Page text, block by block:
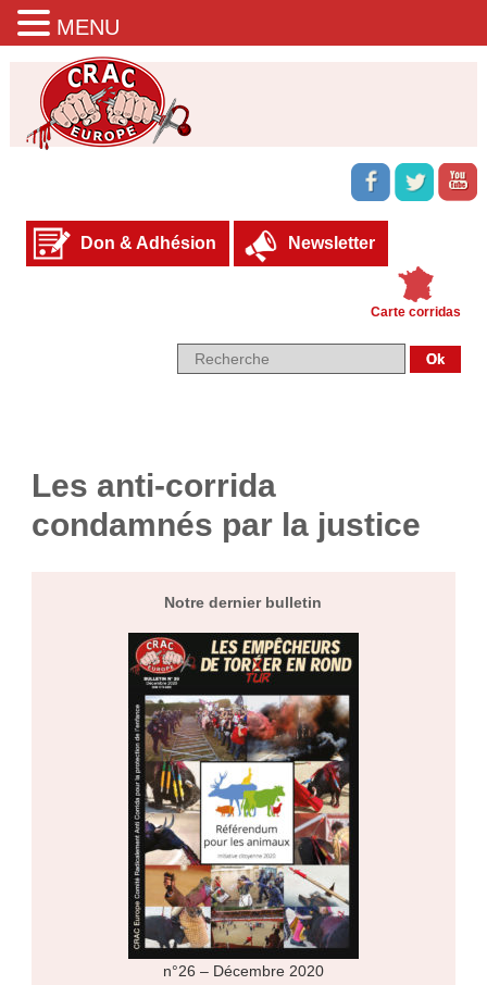
Don & Adhésion Newsletter
Carte corridas
Les anti-corrida
condamnés par la justice
Notre dernier bulletin
n°26 – Décembre 2020
MENU